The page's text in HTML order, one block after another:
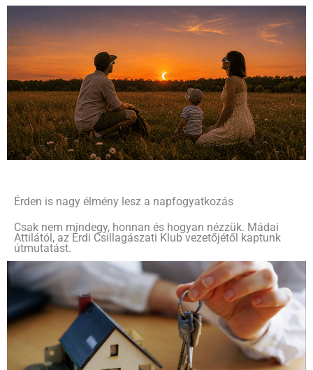
Érden is nagy élmény lesz a napfogyatkozás
Csak nem mindegy, honnan és hogyan nézzük. Mádai
Attilától, az Érdi Csillagászati Klub vezetőjétől kaptunk
útmutatást.